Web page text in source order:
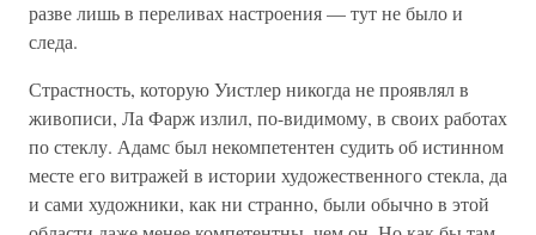
разве лишь в переливах настроения — тут не было и
следа.
Страстность, которую Уистлер никогда не проявлял в
живописи, Ла Фарж излил, по-видимому, в своих работах
по стеклу. Адамс был некомпетентен судить об истинном
месте его витражей в истории художественного стекла, да
и сами художники, как ни странно, были обычно в этой